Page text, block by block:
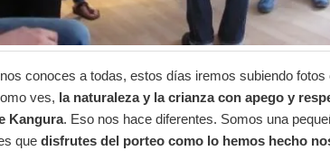
conoces a todas, estos días iremos subiendo
ves, la naturaleza y la crianza con apego y
Kangura. Eso nos hace diferentes. Somos una
que disfrutes del porteo como lo hemos hecho